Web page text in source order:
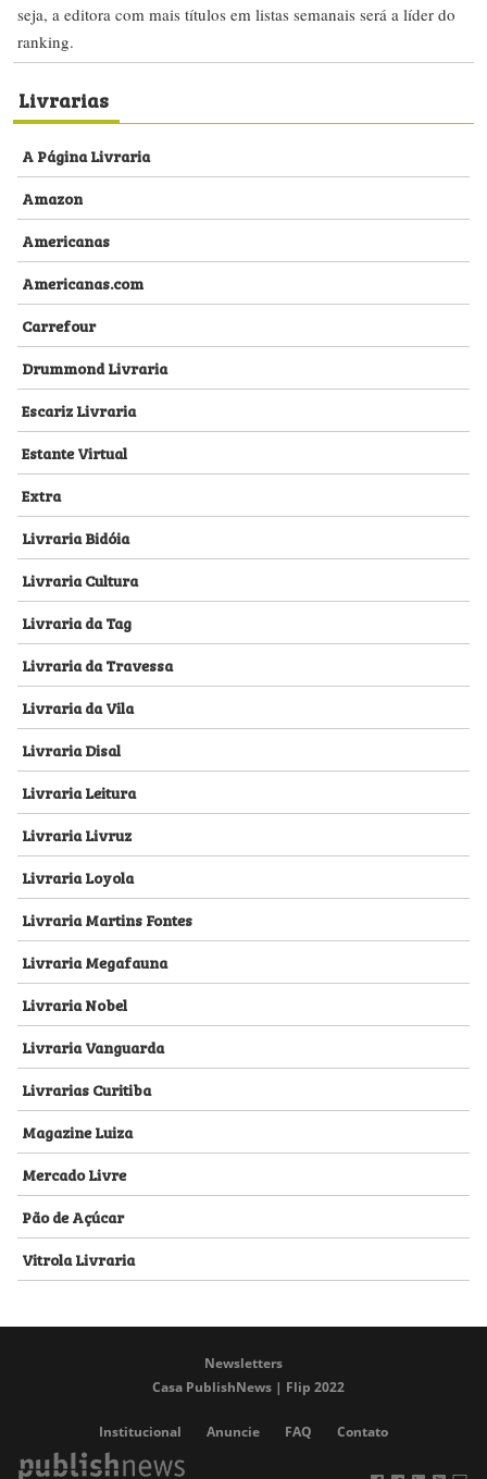
seja, a editora com mais títulos em listas semanais será a líder do
ranking.
Livrarias
A Página Livraria
Amazon
Americanas
Americanas.com
Carrefour
Drummond Livraria
Escariz Livraria
Estante Virtual
Extra
Livraria Bidóia
Livraria Cultura
Livraria da Tag
Livraria da Travessa
Livraria da Vila
Livraria Disal
Livraria Leitura
Livraria Livruz
Livraria Loyola
Livraria Martins Fontes
Livraria Megafauna
Livraria Nobel
Livraria Vanguarda
Livrarias Curitiba
Magazine Luiza
Mercado Livre
Pão de Açúcar
Vitrola Livraria
Newsletters
Casa PublishNews | Flip 2022
Institucional Anuncie FAQ Contato